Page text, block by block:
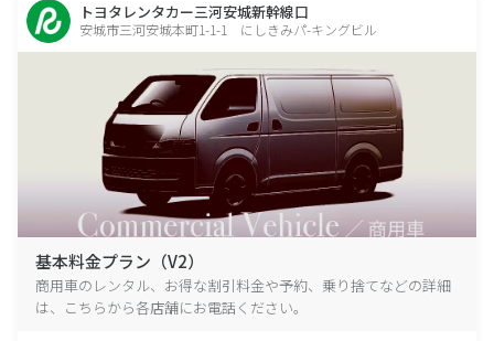
トヨタレンタカー三河安城新幹線口
安城市三河安城本町1-1-1 にしきみパ-キングビル
基本料金プラン（V2）
商用車のレンタル、お得な割引料金や予約、乗り捨てなどの詳細
は、こちらから各店舗にお電話ください。